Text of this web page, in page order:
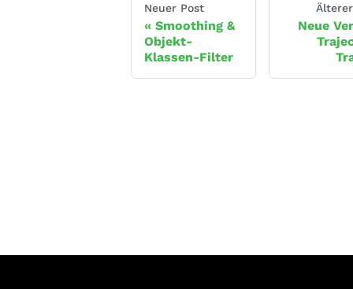
Neuer Post
Smoothing &
Objekt-
Klassen-Filter
Neue